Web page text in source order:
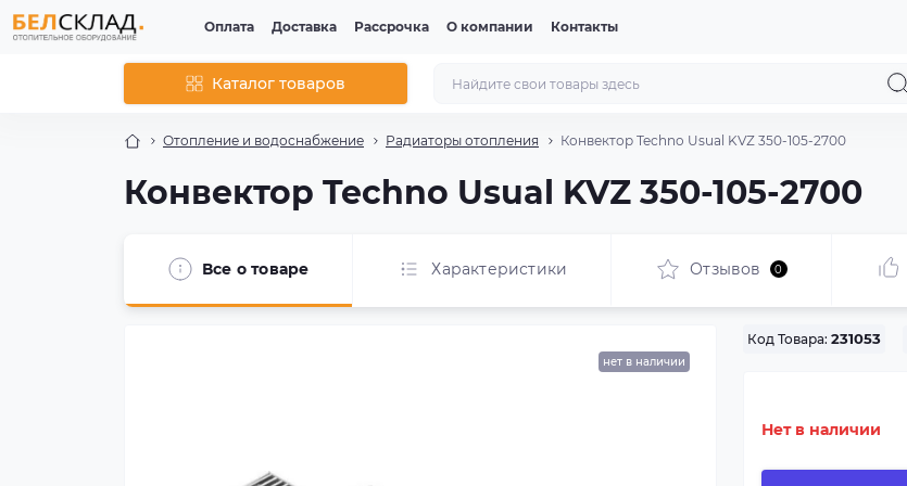
Оплата Доставка Рассрочка О компании Контакты
Каталог товаров
Отопление и водоснабжение Радиаторы отопления Конвектор Techno Usual KVZ 350-105-2700
Конвектор Techno Usual KVZ 350-105-2700
Все о товаре Характеристики Отзывов 0
нет в наличии
Код Товара: 231053
Нет в наличии